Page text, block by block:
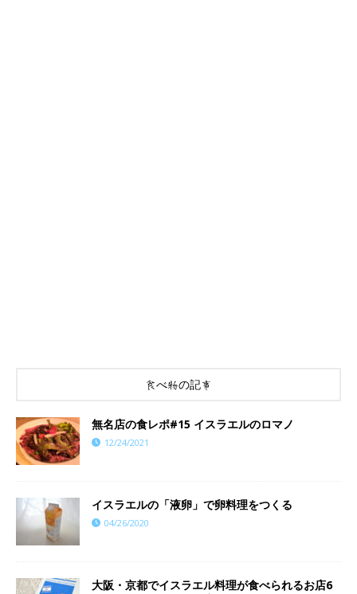
食べ物の記事
​​無名店の食レポ#15 イスラエルのロマノ
12/24/2021
イスラエルの「液卵」で卵料理をつくる
04/26/2020
大阪・京都でイスラエル料理が食べられるお店6